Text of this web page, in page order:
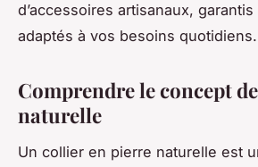
d’accessoires artisanaux,
adaptés à vos besoins quotidiens.
Comprendre le concept
naturelle
Un collier en pierre naturelle est